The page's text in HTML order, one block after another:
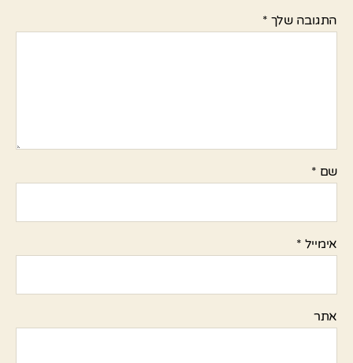
התגובה שלך *
שם *
אימייל *
אתר